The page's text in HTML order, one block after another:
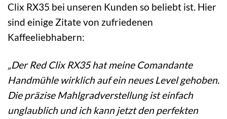
Clix RX35 bei unseren Kunden so beliebt ist. Hier
sind einige Zitate von zufriedenen
Kaffeeliebhabern:
„Der Red Clix RX35 hat meine Comandante
Handmühle wirklich auf ein neues Level gehoben.
Die präzise Mahlgradverstellung ist einfach
unglaublich und ich kann jetzt den perfekten